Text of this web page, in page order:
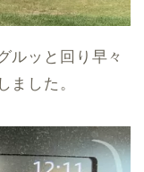
ルッと回り早々
ました。